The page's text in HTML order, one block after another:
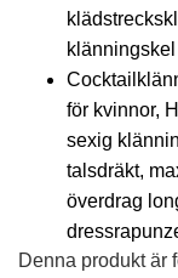
för kvinnor,
sexig
talsdräkt,
överdrag
Denna produkt är